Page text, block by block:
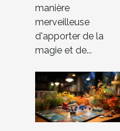
manière
merveilleuse
d'apporter de la
magie et de...